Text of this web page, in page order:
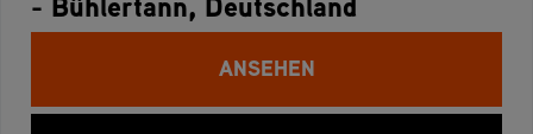
ANSEHEN